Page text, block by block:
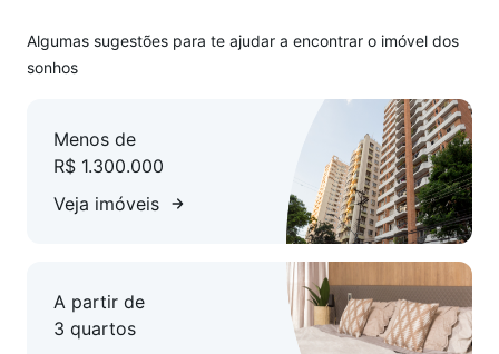
Algumas sugestões para te ajudar a encontrar o imóvel dos
sonhos
Menos de
R$ 1.300.000
Veja imóveis
A partir de
3 quartos